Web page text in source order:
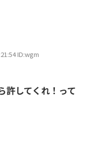
ID:wgm
許してくれ！って